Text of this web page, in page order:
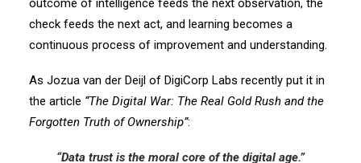
outcome of intelligence feeds the next observation, the
check feeds the next act, and learning becomes a
continuous process of improvement and understanding.
As Jozua van der Deijl of DigiCorp Labs recently put it in
the article “The Digital War: The Real Gold Rush and the
Forgotten Truth of Ownership”:
“Data trust is the moral core of the digital age.”